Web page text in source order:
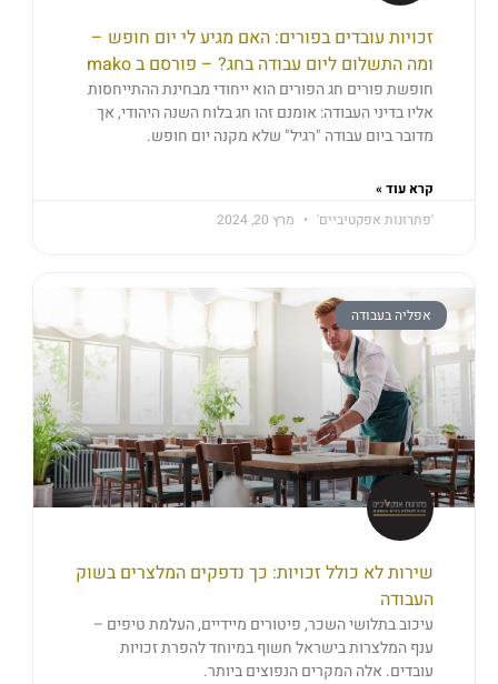
זכויות עובדים בפורים: האם מגיע לי יום חופש –
ומה התשלום ליום עבודה בחג? – פורסם ב mako
חופשת פורים חג הפורים הוא ייחודי מבחינת ההתייחסות
אליו בדיני העבודה: אומנם זהו חג בלוח השנה היהודי, אך
מדובר ביום עבודה "רגיל" שלא מקנה יום חופש.
קרא עוד »
'פתרונות אפקטיביים'
מרץ 20, 2024
אפליה בעבודה
שירות לא כולל זכויות: כך נדפקים המלצרים בשוק
העבודה
עיכוב בתלושי השכר, פיטורים מיידיים, העלמת טיפים –
ענף המלצרות בישראל חשוף במיוחד להפרת זכויות
עובדים. אלה המקרים הנפוצים ביותר.